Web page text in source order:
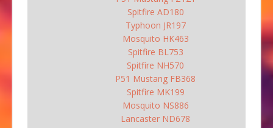
Spitfire AD180
Typhoon JR197
Mosquito HK463
Spitfire BL753
Spitfire NH570
P51 Mustang FB368
Spitfire MK199
Mosquito NS886
Lancaster ND678